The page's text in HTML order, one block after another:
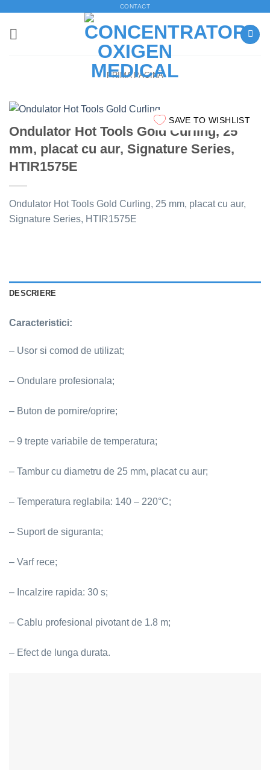
content
CONTACT
PRIMA PAGINĂ
SAVE TO WISHLIST
Ondulator Hot Tools Gold Curling, 25
mm, placat cu aur, Signature Series,
HTIR1575E
Ondulator Hot Tools Gold Curling, 25 mm, placat cu aur,
Signature Series, HTIR1575E
DESCRIERE
Caracteristici:
– Usor si comod de utilizat;
– Ondulare profesionala;
– Buton de pornire/oprire;
– 9 trepte variabile de temperatura;
– Tambur cu diametru de 25 mm, placat cu aur;
– Temperatura reglabila: 140 – 220°C;
– Suport de siguranta;
– Varf rece;
– Incalzire rapida: 30 s;
– Cablu profesional pivotant de 1.8 m;
– Efect de lunga durata.